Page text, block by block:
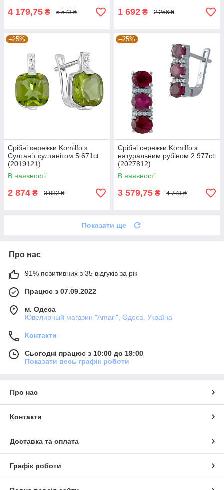
4 179,75 ₴ 5 573 ₴ 1 692 ₴ 2 256 ₴
–25%
Срібні сережки Komilfo з
Султаніт султанітом 5.671ct
(2019121)
В наявності
2 874 ₴ 3 832 ₴
–25%
Срібні сережки Komilfo з
натуральним рубіном 2.977ct
(2027812)
В наявності
3 579,75 ₴ 4 773 ₴
Показати ще
Про нас
91% позитивних з 35 відгуків за рік
Працює з 07.09.2022
м. Одеса
Ювелирный магазин "Amari", Одеса, Україна
Контакти
Сьогодні працює з 10:00 до 19:00
Показати весь графік роботи
Про нас
Контакти
Доставка та оплата
Графік роботи